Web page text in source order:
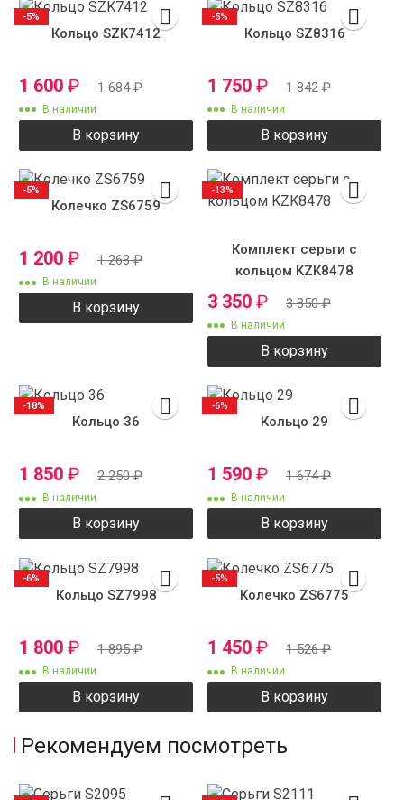
Кольцо SZK7412
1 600 ₽ 1 684₽
В наличии
В корзину
-5%
Кольцо SZ8316
1 750 ₽ 1 842₽
В наличии
В корзину
-5%
Колечко ZS6759
1 200 ₽ 1 263₽
В наличии
В корзину
-5%
Комплект серьги с
кольцом KZK8478
3 350 ₽ 3 850₽
В наличии
В корзину
-13%
Кольцо 36
1 850 ₽ 2 250₽
В наличии
В корзину
-18%
Кольцо 29
1 590 ₽ 1 674₽
В наличии
В корзину
-6%
Кольцо SZ7998
1 800 ₽ 1 895₽
В наличии
В корзину
-6%
Колечко ZS6775
1 450 ₽ 1 526₽
В наличии
В корзину
-5%
Рекомендуем посмотреть